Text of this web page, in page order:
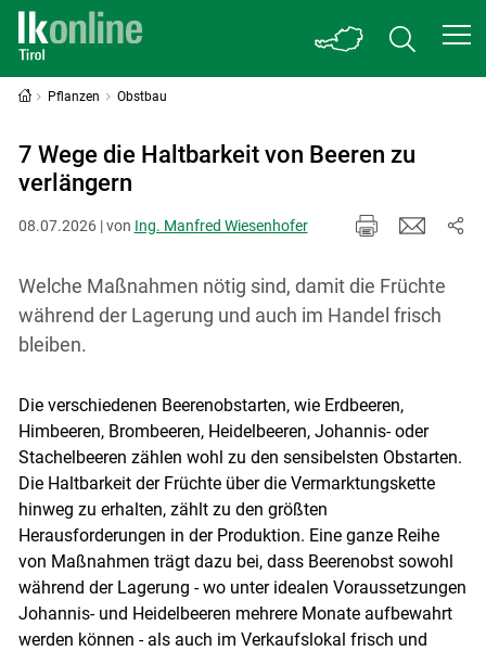
Pflanzen Obstbau
7 Wege die Haltbarkeit von Beeren zu
verlängern
08.07.2026 | von Ing. Manfred Wiesenhofer
Welche Maßnahmen nötig sind, damit die Früchte
während der Lagerung und auch im Handel frisch
bleiben.
Die verschiedenen Beerenobstarten, wie Erdbeeren,
Himbeeren, Brombeeren, Heidelbeeren, Johannis- oder
Stachelbeeren zählen wohl zu den sensibelsten Obstarten.
Die Haltbarkeit der Früchte über die Vermarktungskette
hinweg zu erhalten, zählt zu den größten
Herausforderungen in der Produktion. Eine ganze Reihe
von Maßnahmen trägt dazu bei, dass Beerenobst sowohl
während der Lagerung - wo unter idealen Voraussetzungen
Johannis- und Heidelbeeren mehrere Monate aufbewahrt
werden können - als auch im Verkaufslokal frisch und